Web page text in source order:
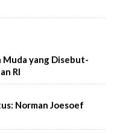
Muda yang Disebut-
RI
Norman Joesoef